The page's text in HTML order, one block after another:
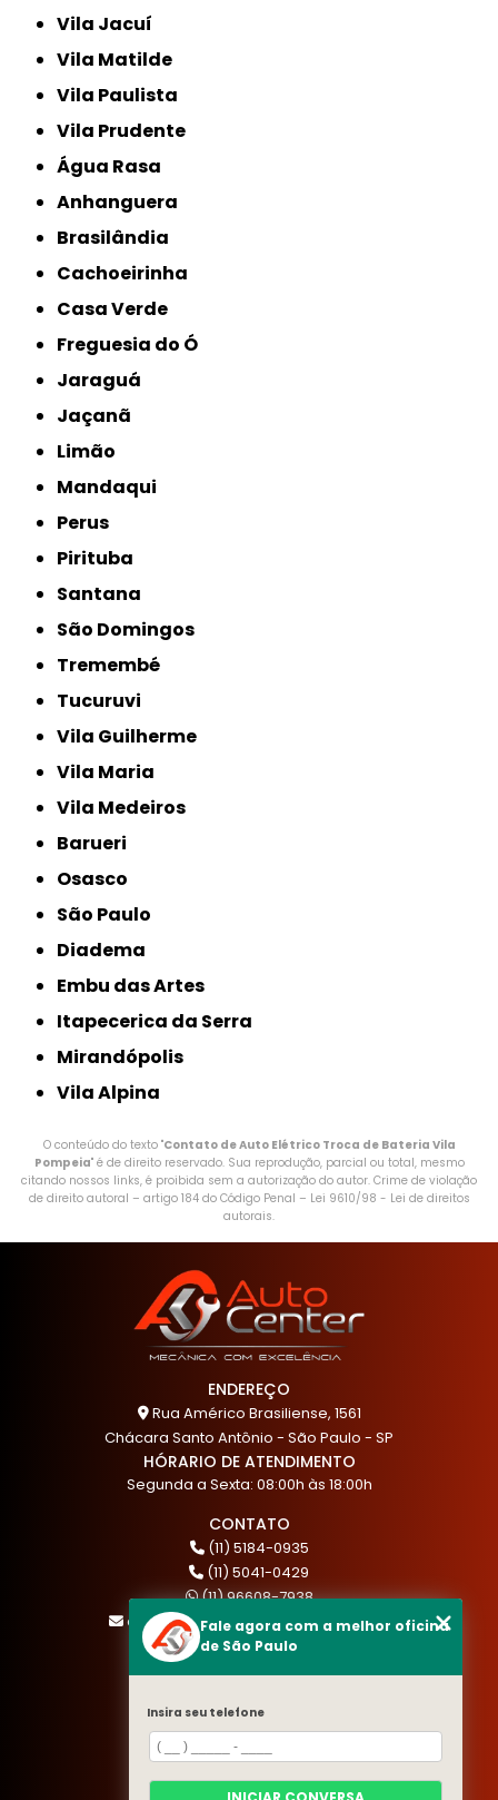
Vila Jacuí
Vila Matilde
Vila Paulista
Vila Prudente
Água Rasa
Anhanguera
Brasilândia
Cachoeirinha
Casa Verde
Freguesia do Ó
Jaraguá
Jaçanã
Limão
Mandaqui
Perus
Pirituba
Santana
São Domingos
Tremembé
Tucuruvi
Vila Guilherme
Vila Maria
Vila Medeiros
Barueri
Osasco
São Paulo
Diadema
Embu das Artes
Itapecerica da Serra
Mirandópolis
Vila Alpina
O conteúdo do texto "Contato de Auto Elétrico Troca de Bateria Vila
Pompeia" é de direito reservado. Sua reprodução, parcial ou total, mesmo
citando nossos links, é proibida sem a autorização do autor. Crime de violação
de direito autoral – artigo 184 do Código Penal – Lei 9610/98 - Lei de direitos
autorais.
ENDEREÇO
Rua Américo Brasiliense, 1561
Chácara Santo Antônio - São Paulo - SP
HÓRARIO DE ATENDIMENTO
Segunda a Sexta: 08:00h às 18:00h
CONTATO
(11) 5184-0935
(11) 5041-0429
(11) 96608-7938
atendimento@akautocenter.com.br
MENU
HOME
QUEM SOMOS
SERVIÇOS
Fale agora com a melhor oficina
de São Paulo
Insira seu telefone